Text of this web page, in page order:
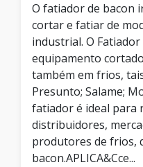
O fatiador de bacon
cortar e fatiar de
industrial. O
equipamento
também em frios,
Presunto; Salame;
fatiador é ideal para
distribuidores,
produtores de frios,
bacon.APLICA&Cce...